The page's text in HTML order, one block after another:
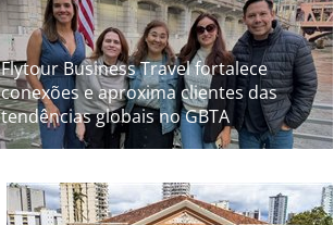
Flytour Business Travel fortalece
conexões e aproxima clientes das
tendências globais no GBTA